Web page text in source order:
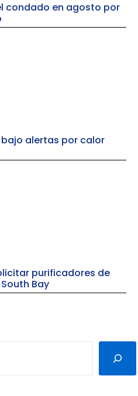
condado en agosto por
alertas por calor
purificadores de
Bay